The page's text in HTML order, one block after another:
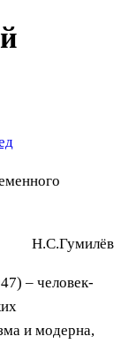
Н.С.Гумилёв
– человек-
и модерна,